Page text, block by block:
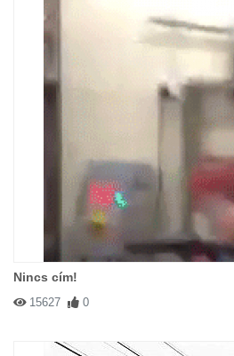
Nincs cím!
15627 0